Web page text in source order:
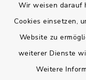
Wir weisen darauf
Cookies einsetzen,
Website zu
weiterer Dienste
Weitere